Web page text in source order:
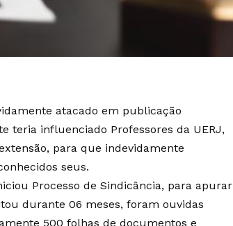
atacado em publicação
teria influenciado Professores da UERJ,
para que indevidamente
seus.
Processo de Sindicância, para apurar
durante 06 meses, foram ouvidas
500 folhas de documentos e